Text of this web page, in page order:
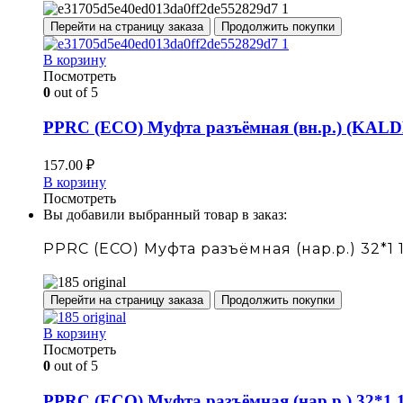
Перейти на страницу заказа Продолжить покупки
В корзину
Посмотреть
0 out of 5
PPRC (ECO) Муфта разъёмная (вн.р.)
157.00 ₽
В корзину
Посмотреть
Вы добавили выбранный товар в заказ:
PPRC (ECO) Муфта разъёмная (нар.р.) 32*1
Перейти на страницу заказа Продолжить покупки
В корзину
Посмотреть
0 out of 5